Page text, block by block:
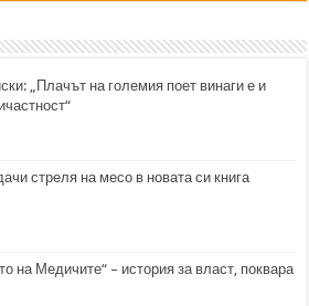
„Плачът на големия поет винаги е и
стреля на месо в новата си книга
на Медичите“ – история за власт, поквара